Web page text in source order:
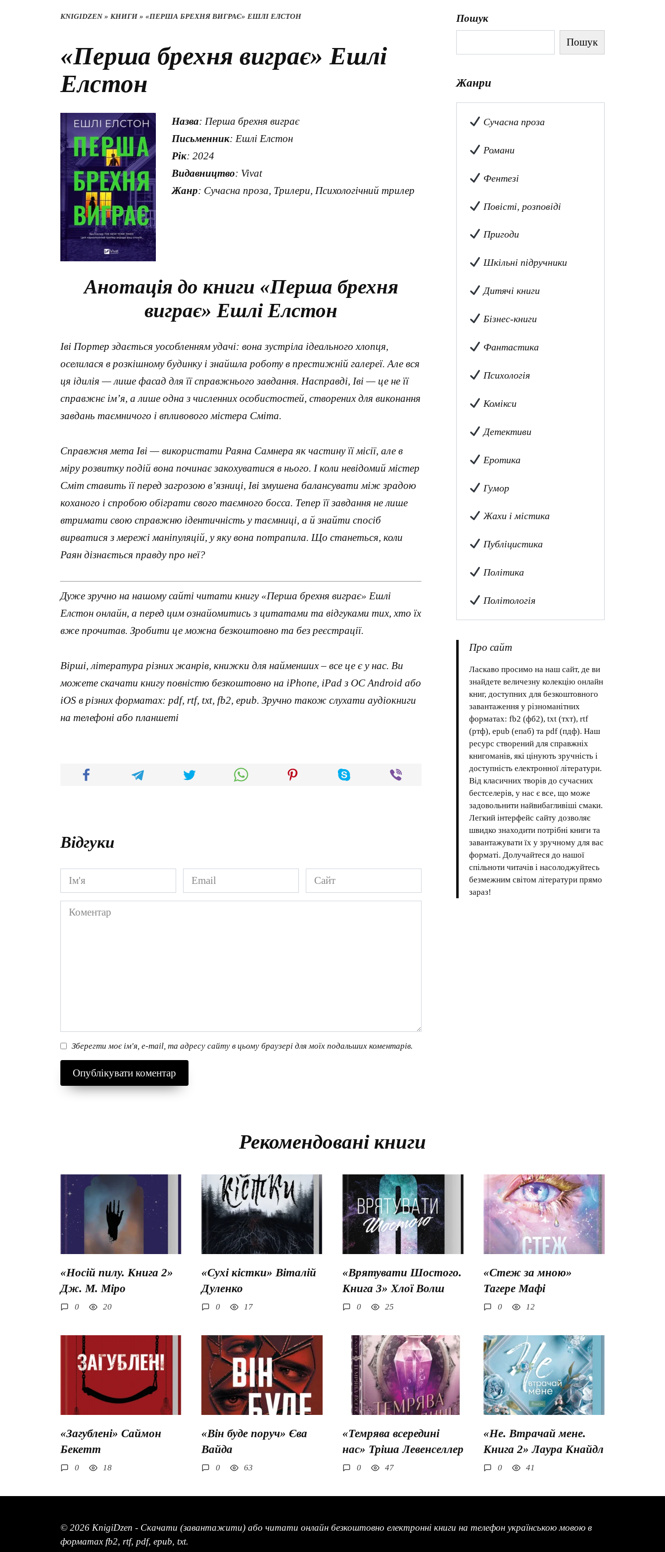
KNIGIDZEN» КНИГИ » «ПЕРША БРЕХНЯ ВИГРАЄ» ЕШЛІ ЕЛСТОН
«Перша брехня виграє» Ешлі
Елстон
Назва: Перша брехня виграє
Письменник: Ешлі Елстон
Рік: 2024
Видавництво: Vivat
Жанр: Сучасна проза, Трилери, Психологічний трилер
Анотація до книги «Перша брехня
виграє» Ешлі Елстон
Іві Портер здається уособленням удачі: вона зустріла ідеального хлопця,
оселилася в розкішному будинку і знайшла роботу в престижній галереї. Але вся
ця ідилія — лише фасад для її справжнього завдання. Насправді, Іві — це не її
справжнє ім’я, а лише одна з численних особистостей, створених для виконання
завдань таємничого і впливового містера Сміта.
Справжня мета Іві — використати Раяна Самнера як частину її місії, але в
міру розвитку подій вона починає закохуватися в нього. І коли невідомий містер
Сміт ставить її перед загрозою в’язниці, Іві змушена балансувати між зрадою
коханого і спробою обіграти свого таємного босса. Тепер її завдання не лише
втримати свою справжню ідентичність у таємниці, а й знайти спосіб
вирватися з мережі маніпуляцій, у яку вона потрапила. Що станеться, коли
Раян дізнається правду про неї?
Дуже зручно на нашому сайті читати книгу «Перша брехня виграє» Ешлі
Елстон онлайн, а перед цим ознайомитись з цитатами та відгуками тих, хто їх
вже прочитав. Зробити це можна безкоштовно та без реєстрації.
Вірші, література різних жанрів, книжки для найменших – все це є у нас. Ви
можете скачати книгу повністю безкоштовно на iPhone, iPad з ОС Android або
iOS в різних форматах: pdf, rtf, txt, fb2, epub. Зручно також слухати аудіокниги
на телефоні або планшеті
Відгуки
Ім'я
*
Email
*
Сайт
Коментар
Зберегти моє ім'я, e-mail, та адресу сайту в цьому браузері для моїх подальших коментарів.
Пошук
Пошук
Жанри
Сучасна проза
Романи
Фентезі
Повісті, розповіді
Пригоди
Шкільні підручники
Дитячі книги
Бізнес-книги
Фантастика
Психологія
Комікси
Детективи
Еротика
Гумор
Жахи і містика
Публіцистика
Політика
Політологія
Про сайт
Ласкаво просимо на наш сайт, де ви
знайдете величезну колекцію онлайн
книг, доступних для безкоштовного
завантаження у різноманітних
форматах: fb2 (фб2), txt (тхт), rtf
(ртф), epub (епаб) та pdf (пдф). Наш
ресурс створений для справжніх
книгоманів, які цінують зручність і
доступність електронної літератури.
Від класичних творів до сучасних
бестселерів, у нас є все, що може
задовольнити найвибагливіші смаки.
Легкий інтерфейс сайту дозволяє
швидко знаходити потрібні книги та
завантажувати їх у зручному для вас
форматі. Долучайтеся до нашої
спільноти читачів і насолоджуйтесь
безмежним світом літератури прямо
зараз!
Рекомендовані книги
«Носій пилу. Книга 2»
Дж. М. Міро
0 20
«Сухі кістки» Віталій
Дуленко
0 17
«Врятувати Шостого.
Книга 3» Хлої Волш
0 25
«Стеж за мною»
Тагере Мафі
0 12
«Загублені» Саймон
Бекетт
0 18
«Він буде поруч» Єва
Вайда
0 63
«Темрява всередині
нас» Тріша Левенселлер
0 47
«Не. Втрачай мене.
Книга 2» Лаура Кнайдл
0 41
© 2026 KnigiDzen - Скачати (завантажити) або читати онлайн безкоштовно електронні книги на телефон українською мовою в
форматах fb2, rtf, pdf, epub, txt.